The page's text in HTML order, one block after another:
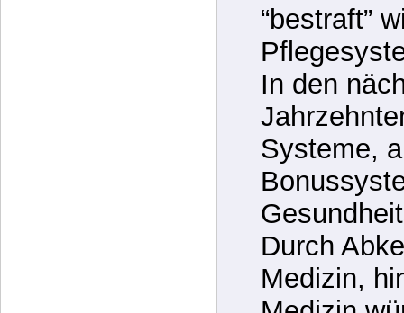
(wenn wir
dass
“bestraft”
In den
Systeme,